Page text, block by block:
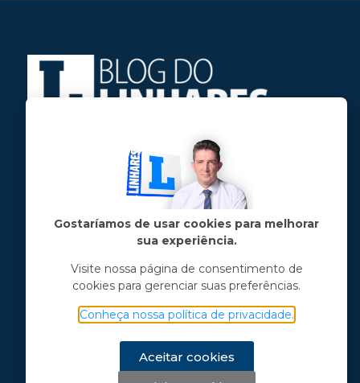
Jose Linhares Jr é maranhense.
Formado em Jornalismo, estudou filosofia
e tem pós-graduações em ciência política
e marketing político.
Menu principal
Notícias
Opinião
Chama o Linhares
Gostaríamos de usar cookies para melhorar
sua experiência.
Visite nossa página de consentimento de
cookies para gerenciar suas preferências.
Conheça nossa política de privacidade.
Aceitar cookies